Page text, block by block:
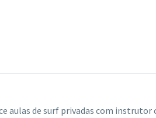
aulas de surf privadas com